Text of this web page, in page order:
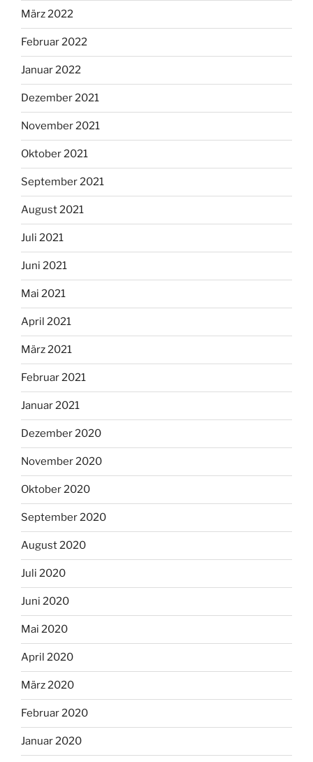
März 2022
Februar 2022
Januar 2022
Dezember 2021
November 2021
Oktober 2021
September 2021
August 2021
Juli 2021
Juni 2021
Mai 2021
April 2021
März 2021
Februar 2021
Januar 2021
Dezember 2020
November 2020
Oktober 2020
September 2020
August 2020
Juli 2020
Juni 2020
Mai 2020
April 2020
März 2020
Februar 2020
Januar 2020